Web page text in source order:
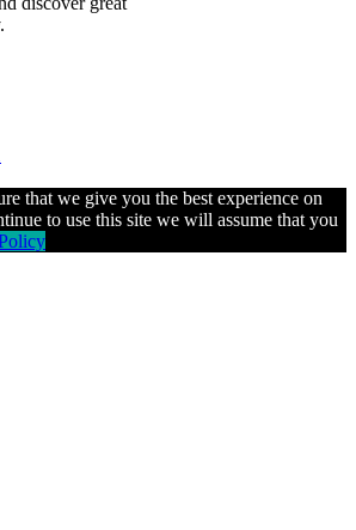
that we give you the best experience on
to use this site we will assume that you